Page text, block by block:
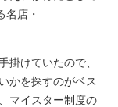
名店・
掛けていたので、
かを探すのがベス
マイスター制度の